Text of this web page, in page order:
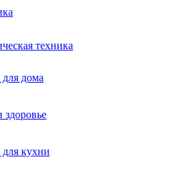
техника
дома
здоровье
кухни